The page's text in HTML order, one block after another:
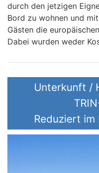
durch den jetzigen
Bord zu wohnen und
Gästen die
Dabei wurden weder
Unterkunft /
Reduziert im